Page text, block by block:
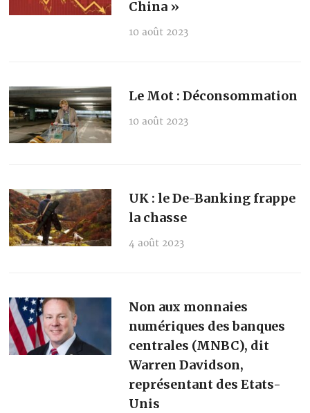
China »
10 août 2023
Le Mot : Déconsommation
10 août 2023
UK : le De-Banking frappe
la chasse
4 août 2023
Non aux monnaies
numériques des banques
centrales (MNBC), dit
Warren Davidson,
représentant des Etats-
Unis